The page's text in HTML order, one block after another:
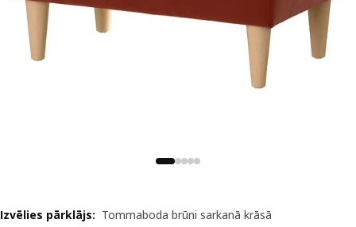
Izvēlies pārklājs: Tommaboda brūni sarkanā krāsā